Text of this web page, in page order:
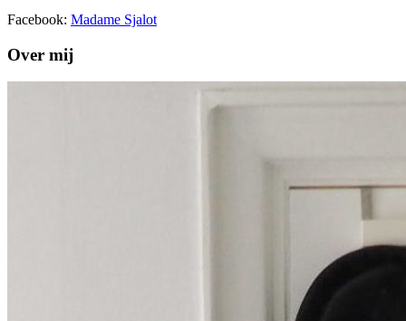
Facebook: Madame Sjalot
Over mij